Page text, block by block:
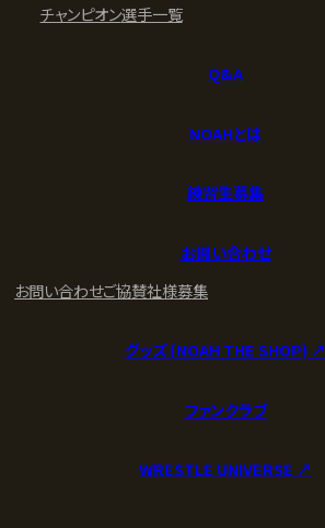
チャンピオン選手一覧
Q&A
NOAHとは
練習生募集
お問い合わせ
お問い合わせご協賛社様募集
グッズ (NOAH THE SHOP) ↗︎
ファンクラブ
WRESTLE UNIVERSE ↗︎